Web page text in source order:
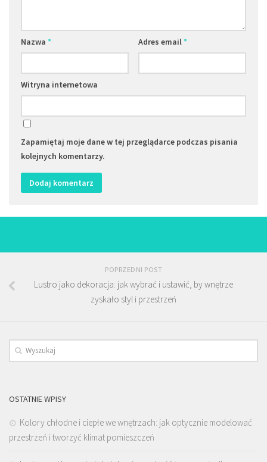
Nazwa * Adres email*
Witryna internetowa
Zapamiętaj moje dane w tej przeglądarce podczas pisania
kolejnych komentarzy.
POPRZEDNI POST
Lustro jako dekoracja: jak wybrać i ustawić, by wnętrze
zyskało styl i przestrzeń
OSTATNIE WPISY
Kolory chłodne i ciepłe we wnętrzach: jak optycznie modelować
przestrzeń i tworzyć klimat pomieszczeń